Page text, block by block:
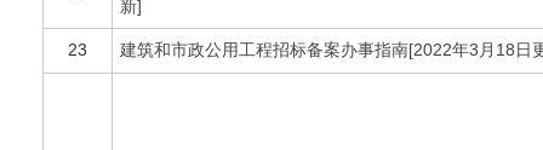
新]
23 建筑和市政公用工程招标备案办事指南[2022年3月18日